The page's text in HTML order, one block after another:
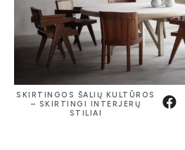
SKIRTINGOS ŠALIŲ KULTŪROS
– SKIRTINGI INTERJERŲ
STILIAI